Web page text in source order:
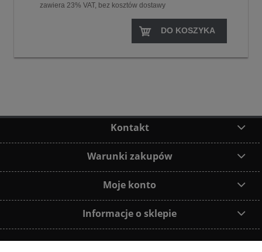
zawiera 23% VAT, bez kosztów dostawy
DO KOSZYKA
Kontakt
Warunki zakupów
Moje konto
Informacje o sklepie